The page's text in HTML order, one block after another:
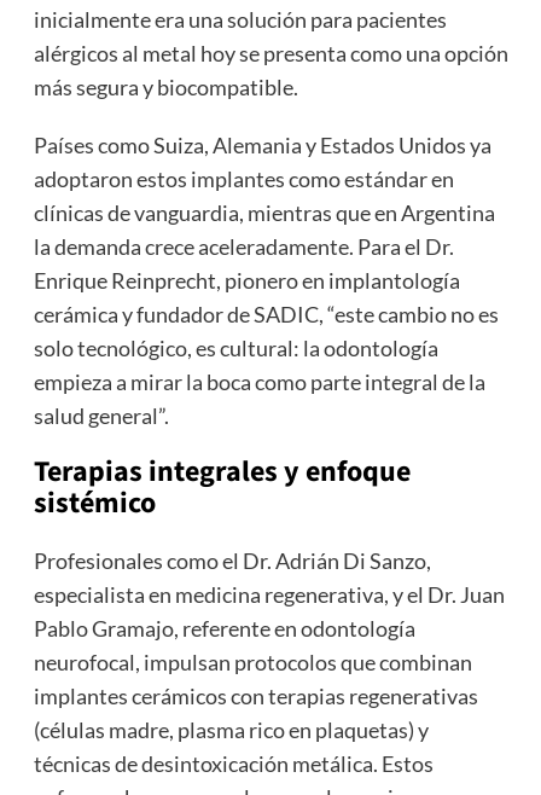
inicialmente era una solución para pacientes
alérgicos al metal hoy se presenta como una opción
más segura y biocompatible.
Países como Suiza, Alemania y Estados Unidos ya
adoptaron estos implantes como estándar en
clínicas de vanguardia, mientras que en Argentina
la demanda crece aceleradamente. Para el Dr.
Enrique Reinprecht, pionero en implantología
cerámica y fundador de SADIC, “este cambio no es
solo tecnológico, es cultural: la odontología
empieza a mirar la boca como parte integral de la
salud general”.
Terapias integrales y enfoque
sistémico
Profesionales como el Dr. Adrián Di Sanzo,
especialista en medicina regenerativa, y el Dr. Juan
Pablo Gramajo, referente en odontología
neurofocal, impulsan protocolos que combinan
implantes cerámicos con terapias regenerativas
(células madre, plasma rico en plaquetas) y
técnicas de desintoxicación metálica. Estos